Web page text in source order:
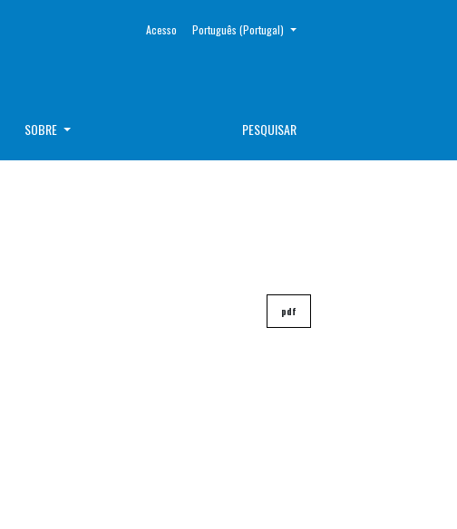
Acesso ##plugins.themes.healthSciences.language.toggle##
Português (Portugal)
SOBRE PESQUISAR
pdf